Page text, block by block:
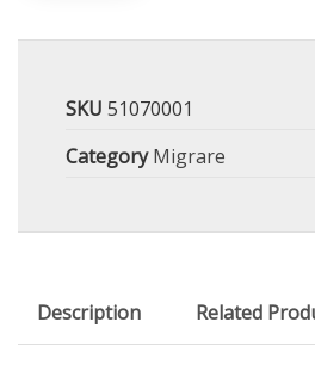
SKU 51070001
Category Migrare
Description Related